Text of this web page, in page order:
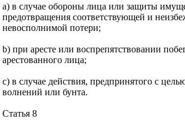
а) в случае обороны лица или защиты
предотвращения соответствующей и
невосполнимой потери;
b) при аресте или воспрепятствовании
арестованного лица;
с) в случае действия, предпринятого с
волнений или бунта.
Статья 8